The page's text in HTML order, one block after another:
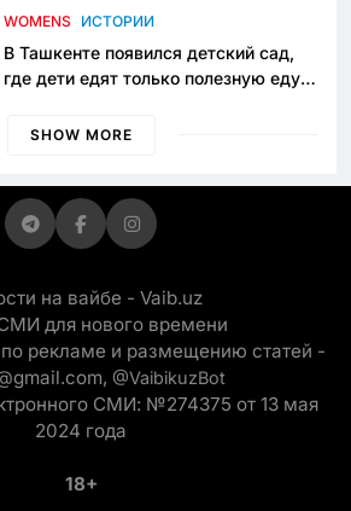
приговору
WOMENS ИСТОРИИ
В Ташкенте появился детский сад,
где дети едят только полезную еду.
просить «кашу без сахара»
SHOW MORE
на вайбе - Vaib.uz
для нового времени
рекламе и размещению статей -
@VaibikuzBot
СМИ: №274375 от 13 мая
2024 года
18+